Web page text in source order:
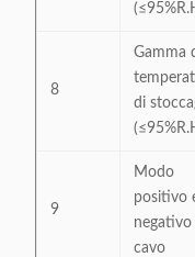
8
Gamma
di
9
Modo
positivo
negativo
cavo